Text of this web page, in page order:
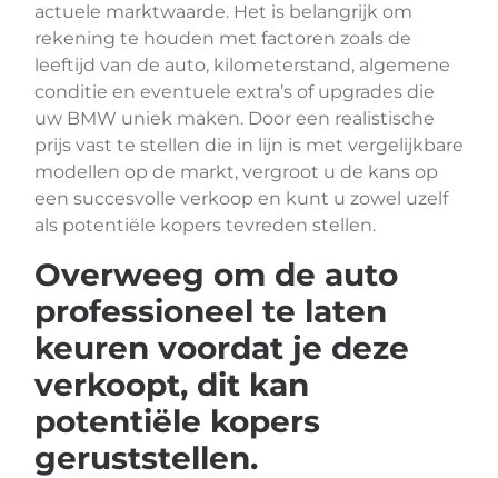
actuele marktwaarde. Het is belangrijk om
rekening te houden met factoren zoals de
leeftijd van de auto, kilometerstand, algemene
conditie en eventuele extra’s of upgrades die
uw BMW uniek maken. Door een realistische
prijs vast te stellen die in lijn is met vergelijkbare
modellen op de markt, vergroot u de kans op
een succesvolle verkoop en kunt u zowel uzelf
als potentiële kopers tevreden stellen.
Overweeg om de auto
professioneel te laten
keuren voordat je deze
verkoopt, dit kan
potentiële kopers
geruststellen.